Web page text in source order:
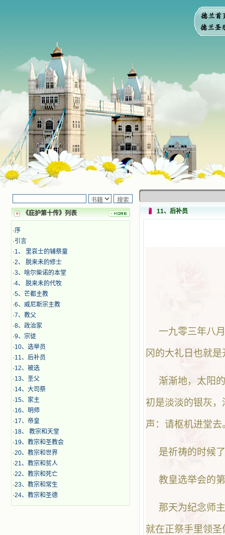
《庇护第十传》列表
·序
·引言
·1、 里哀士的辅祭童
·2、 脱来未的修士
·3、啥尔柴诺的本堂
·4、 脱来未的代牧
·5、芒都主教
·6、威尼斯宗主教
·7、教父
·8、政治家
·9、宗徒
·10、选举员
·11、后补员
·12、被选
·13、圣父
·14、大司祭
·15、家主
·16、明师
·17、帝皇
·18、 教宗和天堂
·19、教宗和圣教会
·20、教宗和世界
·21、教宗和贫人
·22、教宗和死亡
·23、教宗和常生
·24、教宗和圣德
11、后补员
一九零三年八
冈的大礼日也就
渐渐地，太阳
初是淡淡的银灰
声：请枢机进堂去
是祈祷的时候
教皇选举会的
那天为纪念师
就在正祭手里领圣